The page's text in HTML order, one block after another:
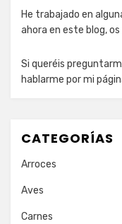
He trabajado en
ahora en este blog,
Si queréis
hablarme por mi
CATEGORÍAS
Arroces
Aves
Carnes